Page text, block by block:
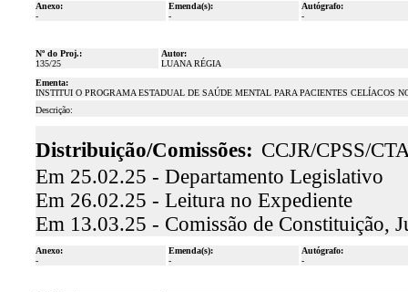
Anexo:
-
Emenda(s):
-
Autógrafo:
-
Nº do Proj.:
135/25
Autor:
LUANA RÉGIA
Ementa:
INSTITUI O PROGRAMA ESTADUAL DE SAÚDE MENTAL PARA PACIENTES CELÍACOS
Descrição:
Distribuição/Comissões: CCJR/CPSS/
Em 25.02.25 - Departamento Legislativo
Em 26.02.25 - Leitura no Expediente
Em 13.03.25 - Comissão de Constituição,
Anexo:
-
Emenda(s):
-
Autógrafo:
-